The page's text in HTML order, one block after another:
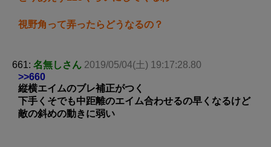
視野角って弄ったらどうなるの？
661: 名無しさん 2019/05/04(土) 19:17:28.80
>>660
縦横エイムのブレ補正がつく
下手くそでも中距離のエイム合わせるの早くなるけど
敵の斜めの動きに弱い